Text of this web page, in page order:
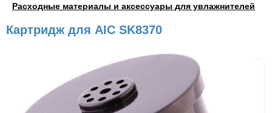
Расходные материалы и аксессуары для увлажнителей
Картридж для AIC SK8370